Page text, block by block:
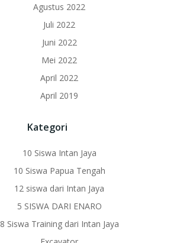
Agustus 2022
Juli 2022
Juni 2022
Mei 2022
April 2022
April 2019
Kategori
10 Siswa Intan Jaya
10 Siswa Papua Tengah
12 siswa dari Intan Jaya
5 SISWA DARI ENARO
8 Siswa Training dari Intan Jaya